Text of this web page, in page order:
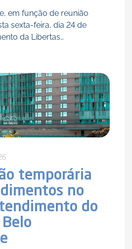
em função de reunião
sexta-feira, dia 24 de
da Libertas
segunda-feira (27/07), a
das 8h. Em casos de …
temporária
no
do